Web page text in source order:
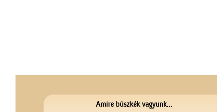
Amire büszkék vagyunk...